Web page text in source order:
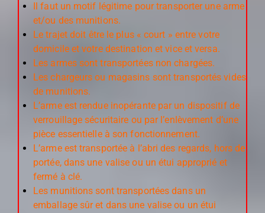
Il faut un motif légitime pour transporter une arme
et/ou des munitions.
Le trajet doit être le plus « court » entre votre
domicile et votre destination et vice et versa.
Les armes sont transportées non chargées.
Les chargeurs ou magasins sont transportés vides
de munitions.
L’arme est rendue inopérante par un dispositif de
verrouillage sécuritaire ou par l’enlèvement d’une
pièce essentielle à son fonctionnement.
L’arme est transportée à l’abri des regards, hors de
portée, dans une valise ou un étui approprié et
fermé à clé.
Les munitions sont transportées dans un
emballage sûr et dans une valise ou un étui